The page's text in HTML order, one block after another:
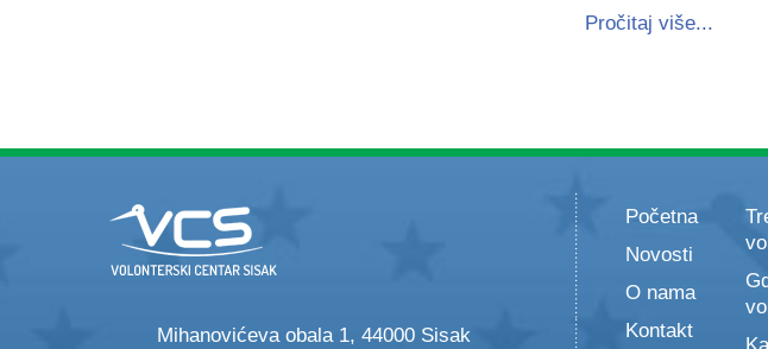
Pročitaj više...
Mihanovićeva obala 1, 44000 Sisak
Početna
Novosti
O nama
Kontakt